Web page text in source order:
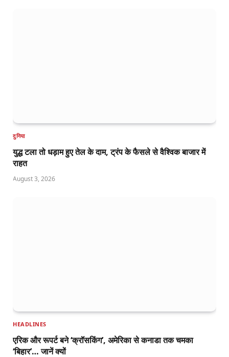
दुनिया
युद्ध टला तो धड़ाम हुए तेल के दाम, ट्रंप के फैसले से वैश्विक बाजार में
राहत
August 3, 2026
HEADLINES
एरिक और रूपर्ट बने ‘क्रॉसकिंग’, अमेरिका से कनाडा तक चमका
‘बिहार’… जानें क्यों